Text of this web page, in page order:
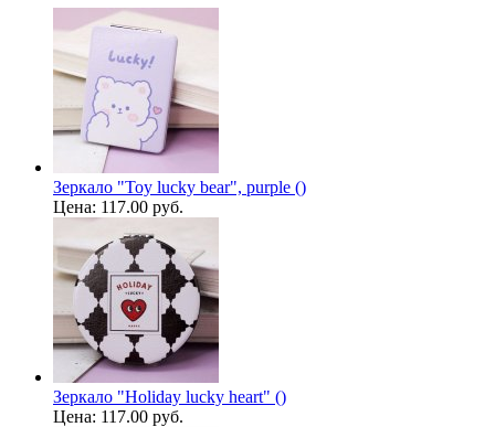
Зеркало "Toy lucky bear", purple ()
Цена: 117.00 руб.
Зеркало "Holiday lucky heart" ()
Цена: 117.00 руб.